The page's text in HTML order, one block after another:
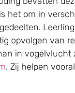
het om in
opvolgen van
in vogelvlucht
. Zij helpen